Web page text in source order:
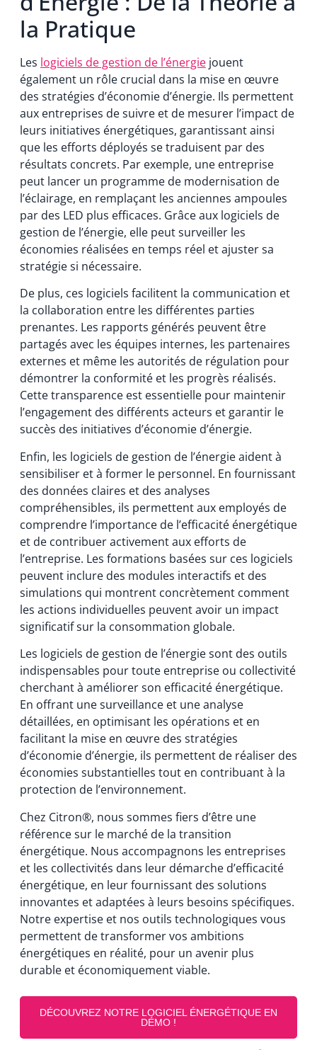
la Pratique
Les logiciels de gestion de l’énergiejouent
également un rôle crucial dans la mise en œuvre
des stratégies d’économie d’énergie. Ils permettent
aux entreprises de suivre et de mesurer l’impact de
leurs initiatives énergétiques, garantissant ainsi
que les efforts déployés se traduisent par des
résultats concrets. Par exemple, une entreprise
peut lancer un programme de modernisation de
l’éclairage, en remplaçant les anciennes ampoules
par des LED plus efficaces. Grâce aux logiciels de
gestion de l’énergie, elle peut surveiller les
économies réalisées en temps réel et ajuster sa
stratégie si nécessaire.
De plus, ces logiciels facilitent la communication et
la collaboration entre les différentes parties
prenantes. Les rapports générés peuvent être
partagés avec les équipes internes, les partenaires
externes et même les autorités de régulation pour
démontrer la conformité et les progrès réalisés.
Cette transparence est essentielle pour maintenir
l’engagement des différents acteurs et garantir le
succès des initiatives d’économie d’énergie.
Enfin, les logiciels de gestion de l’énergie aident à
sensibiliser et à former le personnel. En fournissant
des données claires et des analyses
compréhensibles, ils permettent aux employés de
comprendre l’importance de l’efficacité énergétique
et de contribuer activement aux efforts de
l’entreprise. Les formations basées sur ces logiciels
peuvent inclure des modules interactifs et des
simulations qui montrent concrètement comment
les actions individuelles peuvent avoir un impact
significatif sur la consommation globale.
Les logiciels de gestion de l’énergie sont des outils
indispensables pour toute entreprise ou collectivité
cherchant à améliorer son efficacité énergétique.
En offrant une surveillance et une analyse
détaillées, en optimisant les opérations et en
facilitant la mise en œuvre des stratégies
d’économie d’énergie, ils permettent de réaliser des
économies substantielles tout en contribuant à la
protection de l’environnement.
Chez Citron®, nous sommes fiers d’être une
référence sur le marché de la transition
énergétique. Nous accompagnons les entreprises
et les collectivités dans leur démarche d’efficacité
énergétique, en leur fournissant des solutions
innovantes et adaptées à leurs besoins spécifiques.
Notre expertise et nos outils technologiques vous
permettent de transformer vos ambitions
énergétiques en réalité, pour un avenir plus
durable et économiquement viable.
DÉCOUVREZ NOTRE LOGICIEL ÉNERGÉTIQUE EN
DÉMO !